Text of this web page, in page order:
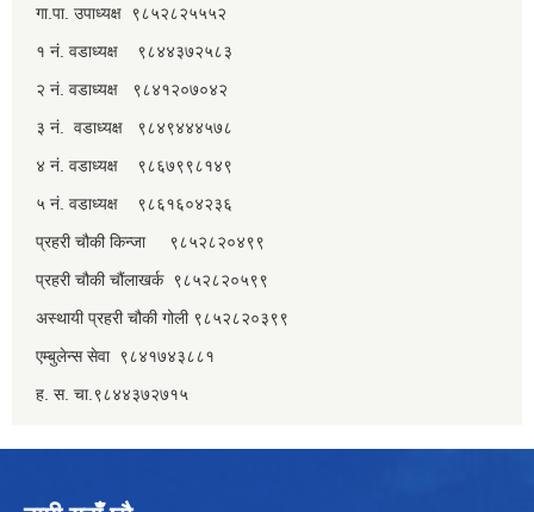
गा.पा. उपाध्यक्ष ९८५२८२५५५२
१ नं. वडाध्यक्ष ९८४४३७२५८३
२ नं. वडाध्यक्ष ९८४१२०७०४२
३ नं. वडाध्यक्ष ९८४९४४४५७८
४ नं. वडाध्यक्ष ९८६७९९८१४९
५ नं. वडाध्यक्ष ९८६१६०४२३६
प्रहरी चौकी किन्जा ९८५२८२०४९९
प्रहरी चौकी चौंलाखर्क ९८५२८२०५९९
अस्थायी प्रहरी चौकी गोली ९८५२८२०३९९
एम्बुलेन्स सेवा ९८४१७४३८८१
ह. स. चा.९८४४३७२७१५